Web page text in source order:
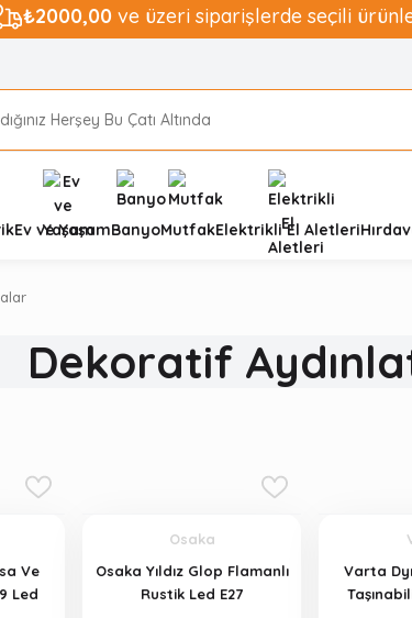
₺2000,00ve üzeri siparişlerde seçili
Ev ve YaşamBanyoMutfakElektrikli El Aletleri
Dekoratif
Ve
Led
Osaka
Osaka Yıldız Glop Flamanlı
Rustik Led E27
Varta